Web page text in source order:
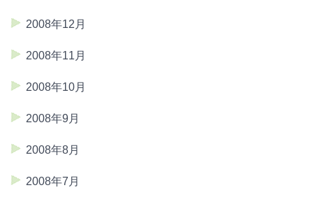
2008年12月
2008年11月
2008年10月
2008年9月
2008年8月
2008年7月